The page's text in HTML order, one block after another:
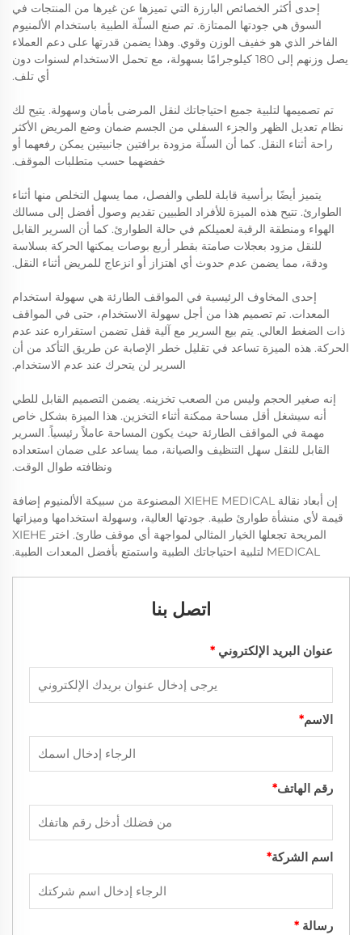
إحدى أكثر الخصائص البارزة التي تميزها عن غيرها من المنتجات في
السوق هي جودتها الممتازة. تم صنع السلّة الطبية باستخدام الألمنيوم
الفاخر الذي هو خفيف الوزن وقوي. وهذا يضمن قدرتها على دعم العملاء
يصل وزنهم إلى 180 كيلوجرامًا بسهولة، مع تحمل الاستخدام لسنوات دون
أي تلف.
تم تصميمها لتلبية جميع احتياجاتك لنقل المرضى بأمان وسهولة. يتيح لك
نظام تعديل الظهر والجزء السفلي من الجسم ضمان وضع المريض الأكثر
راحة أثناء النقل. كما أن السلّة مزودة برافتين جانبيتين يمكن رفعهما أو
خفضهما حسب متطلبات الموقف.
يتميز أيضًا برأسية قابلة للطي والفصل، مما يسهل التخلص منها أثناء
الطوارئ. تتيح هذه الميزة للأفراد الطبيين تقديم وصول أفضل إلى مسالك
الهواء ومنطقة الرقبة لعميلكم في حالة الطوارئ. كما أن السرير القابل
للنقل مزود بعجلات صامتة بقطر أربع بوصات يمكنها الحركة بسلاسة
ودقة، مما يضمن عدم حدوث أي اهتزاز أو انزعاج للمريض أثناء النقل.
إحدى المخاوف الرئيسية في المواقف الطارئة هي سهولة استخدام
المعدات. تم تصميم هذا من أجل سهولة الاستخدام، حتى في المواقف
ذات الضغط العالي. يتم بيع السرير مع آلية قفل تضمن استقراره عند عدم
الحركة. هذه الميزة تساعد في تقليل خطر الإصابة عن طريق التأكد من أن
السرير لن يتحرك عند عدم الاستخدام.
إنه صغير الحجم وليس من الصعب تخزينه. يضمن التصميم القابل للطي
أنه سيشغل أقل مساحة ممكنة أثناء التخزين. هذا الميزة بشكل خاص
مهمة في المواقف الطارئة حيث يكون المساحة عاملاً رئيسياً. السرير
القابل للنقل سهل التنظيف والصيانة، مما يساعد على ضمان استعداده
ونظافته طوال الوقت.
إن أبعاد نقالة XIEHE MEDICAL المصنوعة من سبيكة الألمنيوم إضافة
قيمة لأي منشأة طوارئ طبية. جودتها العالية، وسهولة استخدامها وميزاتها
المريحة تجعلها الخيار المثالي لمواجهة أي موقف طارئ. اختر XIEHE
MEDICAL لتلبية احتياجاتك الطبية واستمتع بأفضل المعدات الطبية.
اتصل بنا
عنوان البريد الإلكتروني *
الاسم*
رقم الهاتف*
اسم الشركة*
رسالة *